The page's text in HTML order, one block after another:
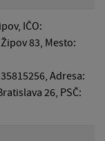
IČO:
83, Mesto:
Adresa:
26, PSČ: